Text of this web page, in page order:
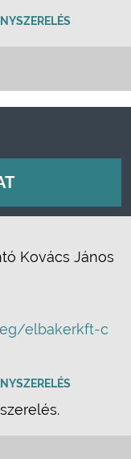
Kovács János
elbakerkft-c